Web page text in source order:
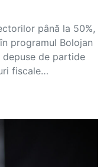
până la 50%,
programul Bolojan
depuse de partide
fiscale…